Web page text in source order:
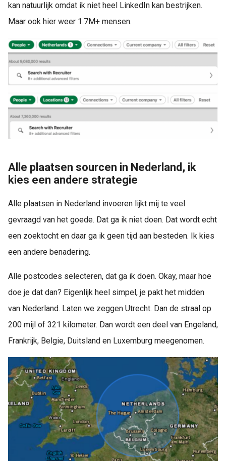
kan natuurlijk omdat ik niet heel LinkedIn kan bestrijken.
Maar ook hier weer 1.7M+ mensen.
Alle plaatsen sourcen in Nederland, ik
kies een andere strategie
Alle plaatsen in Nederland invoeren lijkt mij te veel
gevraagd van het goede. Dat ga ik niet doen. Dat wordt echt
een zoektocht en daar ga ik geen tijd aan besteden. Ik kies
een andere benadering.
Alle postcodes selecteren, dat ga ik doen. Okay, maar hoe
doe je dat dan? Eigenlijk heel simpel, je pakt het midden
van Nederland. Laten we zeggen Utrecht. Dan de straal op
200 mijl of 321 kilometer. Dan wordt een deel van Engeland,
Frankrijk, Belgie, Duitsland en Luxemburg meegenomen.